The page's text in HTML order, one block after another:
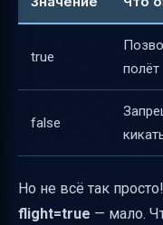
true
полёт
false
Но не всё так
flight=true — мало.